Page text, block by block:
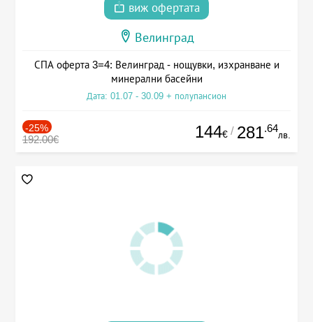
виж офертата
Велинград
СПА оферта 3=4: Велинград - нощувки, изхранване и
минерални басейни
Дата: 01.07 - 30.09 + полупансион
-25%
192.00€ 144€ / 281.64
лв.